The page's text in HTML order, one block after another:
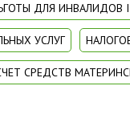
ДЛЯ ИНВАЛИДОВ
УСЛУГ
СРЕДСТВ